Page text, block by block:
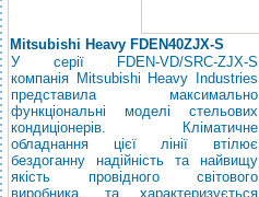
Mitsubishi Heavy FDEN40ZJX-S
У серії FDEN-VD/SRC-ZJX-S
компанія Mitsubishi Heavy Industries
представила максимально
функціональні моделі стельових
кондиціонерів. Кліматичне
обладнання цієї лінії втілює
бездоганну надійність та найвищу
якість провідного світового
виробника, та характеризується